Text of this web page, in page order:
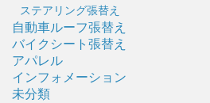
ステアリング張替え
自動車ルーフ張替え
バイクシート張替え
アパレル
インフォメーション
未分類